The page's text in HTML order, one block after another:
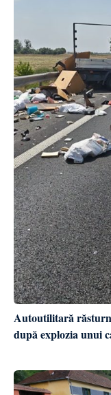
Autoutilitară
după explozia unui